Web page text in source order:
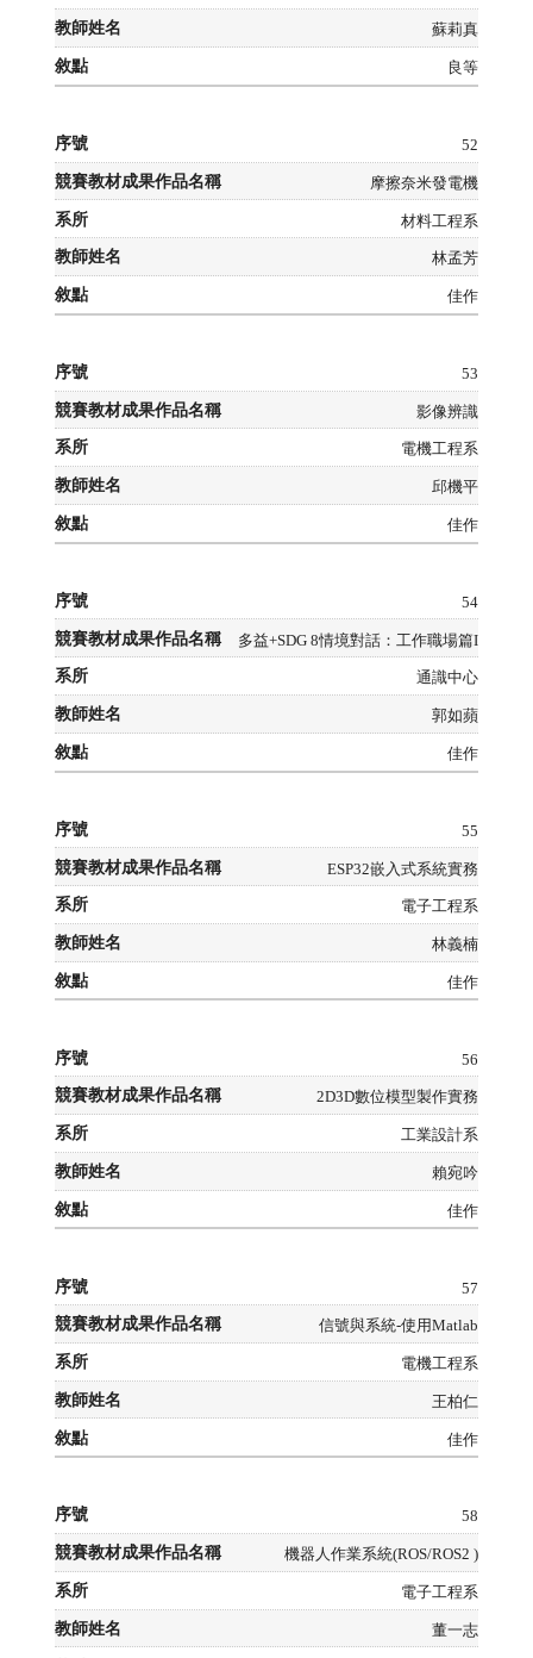
蘇莉真
良等
52
摩擦奈米發電機
材料工程系
林孟芳
佳作
53
影像辨識
電機工程系
邱機平
佳作
54
多益+SDG 8情境對話：工作職場篇I
通識中心
郭如蘋
佳作
55
ESP32嵌入式系統實務
電子工程系
林義楠
佳作
56
2D3D數位模型製作實務
工業設計系
賴宛吟
佳作
57
信號與系統-使用Matlab
電機工程系
王柏仁
佳作
58
機器人作業系統(ROS/ROS2 )
電子工程系
董一志